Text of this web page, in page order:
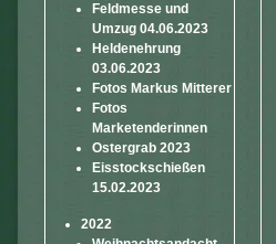
Feldmesse und
Umzug 04.06.2023
Heldenehrung
03.06.2023
Fotos Markus Mitterer
Fotos
Marketenderinnen
Ostergrab 2023
Eisstockschießen
15.02.2023
2022